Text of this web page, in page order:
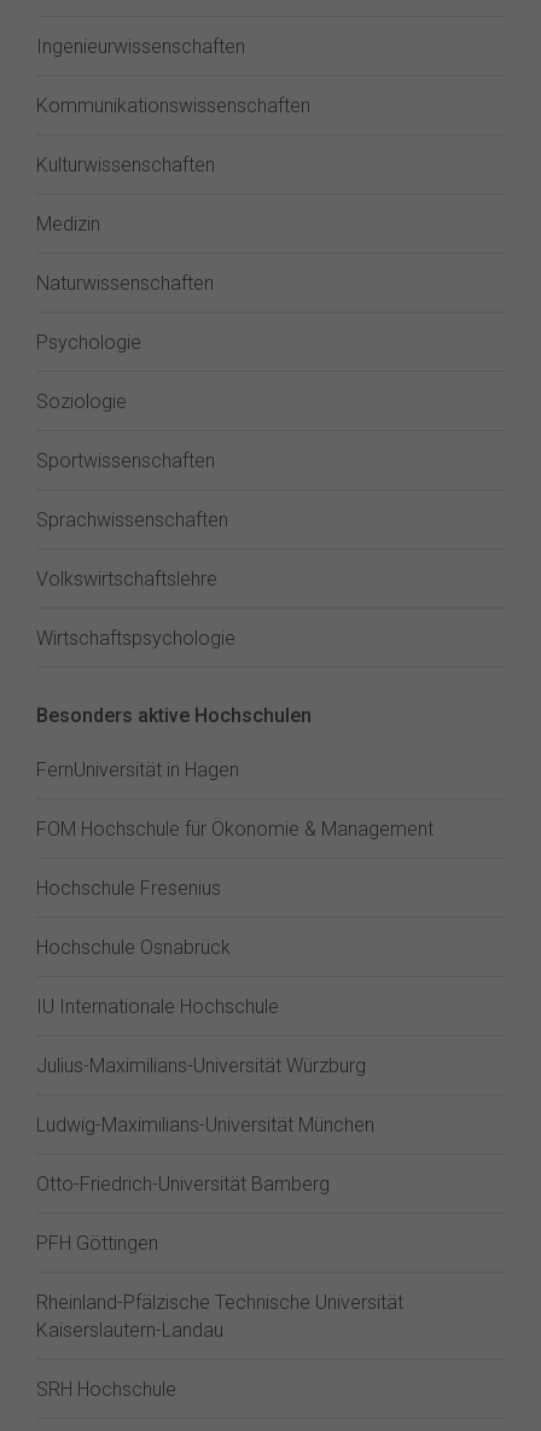
Ingenieurwissenschaften
Kommunikationswissenschaften
Kulturwissenschaften
Medizin
Naturwissenschaften
Psychologie
Soziologie
Sportwissenschaften
Sprachwissenschaften
Volkswirtschaftslehre
Wirtschaftspsychologie
Besonders aktive Hochschulen
FernUniversität in Hagen
FOM Hochschule für Ökonomie & Management
Hochschule Fresenius
Hochschule Osnabrück
IU Internationale Hochschule
Julius-Maximilians-Universität Würzburg
Ludwig-Maximilians-Universität München
Otto-Friedrich-Universität Bamberg
PFH Göttingen
Rheinland-Pfälzische Technische Universität
Kaiserslautern-Landau
SRH Hochschule